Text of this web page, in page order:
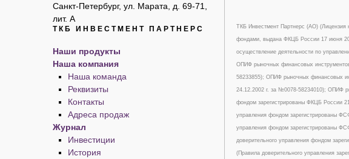
Санкт-Петербург, ул. Марата, д. 69-71,
лит. А
ТКБ ИНВЕСТМЕНТ ПАРТНЕРС
Наши продукты
Наша компания
Наша команда
Реквизиты
Контакты
Адреса продаж
Журнал
Инвестиции
История
ТКБ Инвестмент Партнерс (АО) (Лицензия
фондами, выдана ФКЦБ России 17 июня
осуществление деятельности по
ОПИФ рыночных финансовых
58233855); ОПИФ рыночных финансовых
24.12.2002 г. за №0078-58234010); ОПИФ
фондом зарегистрированы ФКЦБ России
управления фондом зарегистрированы
управления фондом зарегистрированы
доверительного управления фондом
(Правила доверительного управления